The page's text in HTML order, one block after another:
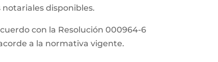
disponibles.
con la Resolución 000964-6
a la normativa vigente.